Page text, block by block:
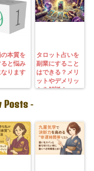
本質を
と悩み
ります
タロット占いを
副業にすること
はできる？メリ
ットやデメリッ
トを解説！
Posts -